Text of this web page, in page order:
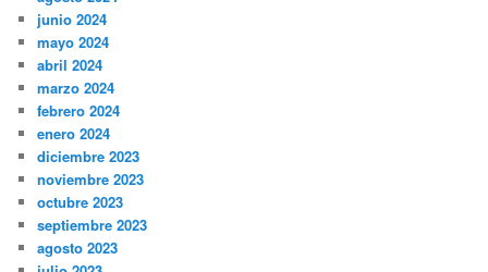
junio 2024
mayo 2024
abril 2024
marzo 2024
febrero 2024
enero 2024
diciembre 2023
noviembre 2023
octubre 2023
septiembre 2023
agosto 2023